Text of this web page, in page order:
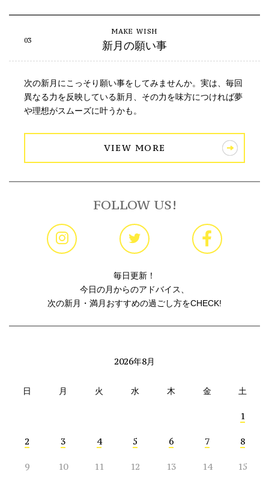
新月の願い事
次の新月にこっそり願い事をしてみませんか。実は、毎回
異なる力を反映している新月、その力を味方につければ夢
や理想がスムーズに叶うかも。
VIEW MORE
FOLLOW US!
毎日更新！
今日の月からのアドバイス、
次の新月・満月おすすめの過ごし方をCHECK!
2026年8月
日 月 火 水 木 金 土
1
2 3 4 5 6 7 8
9 10 11 12 13 14 15